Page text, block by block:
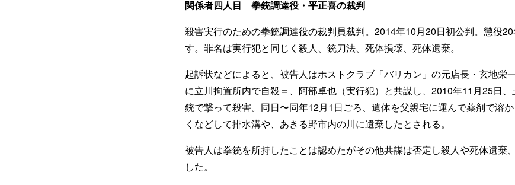
関係者四人目 拳銃調達役・平正喜の裁判
殺害実行のための拳銃調達役の裁判員裁判。2014年10月20日初公判。懲役
す。罪名は実行犯と同じく殺人、銃刀法、死体損壊、死体遺棄。
起訴状などによると、被告人はホストクラブ「バリカン」の元店長・玄地栄
に立川拘置所内で自殺＝、阿部卓也（実行犯）と共謀し、2010年11月25日
銃で撃って殺害。同日〜同年12月1日ごろ、遺体を父親宅に運んで薬剤で溶
くなどして排水溝や、あきる野市内の川に遺棄したとされる。
被告人は拳銃を所持したことは認めたがその他共謀は否定し殺人や死体遺棄
した。